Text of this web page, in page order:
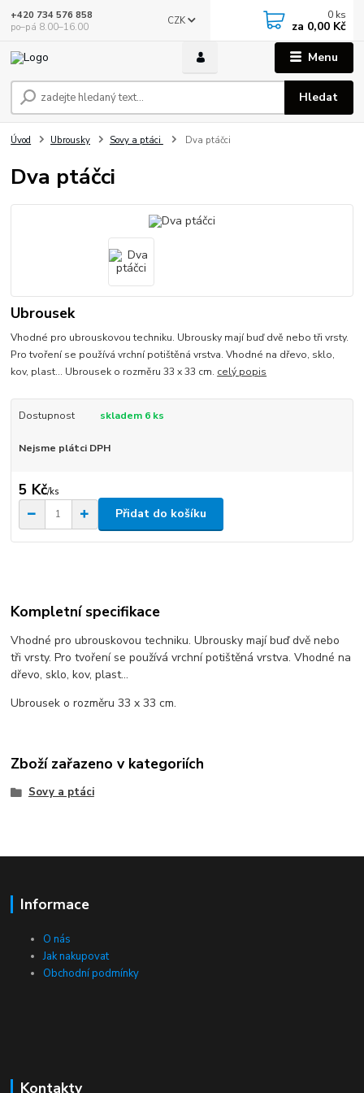
Menu
CZK
Hledat
+420 734 576 858
po–pá 8.00–16.00
0 ks
za 0,00 Kč
Úvod Ubrousky Sovy a ptáci Dva ptáčci
Dva ptáčci
Ubrousek
Vhodné pro ubrouskovou techniku. Ubrousky mají buď dvě nebo tři vrsty.
Pro tvoření se používá vrchní potištěná vrstva. Vhodné na dřevo, sklo,
kov, plast... Ubrousek o rozměru 33 x 33 cm. celý popis
Dostupnost skladem 6 ks
Nejsme plátci DPH
5 Kč/ks
Přidat do košíku
Kompletní specifikace
Vhodné pro ubrouskovou techniku. Ubrousky mají buď dvě nebo
tři vrsty. Pro tvoření se používá vrchní potištěná vrstva. Vhodné na
dřevo, sklo, kov, plast...
Ubrousek o rozměru 33 x 33 cm.
Zboží zařazeno v kategoriích
Sovy a ptáci
Informace
O nás
Jak nakupovat
Obchodní podmínky
Kontakty